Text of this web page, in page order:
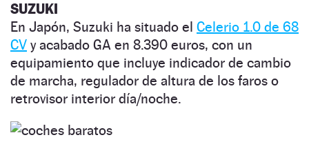
SUZUKI
En Japón, Suzuki ha situado el Celerio 1.0 de 68
CV y acabado GA en 8.390 euros, con un
equipamiento que incluye indicador de cambio
de marcha, regulador de altura de los faros o
retrovisor interior día/noche.